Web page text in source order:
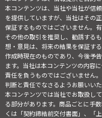
本コンテンツは、当社や当社が信
を提供していますが、当社はその
保証するものではございません。
その他の取引を推奨し、勧誘する
想・意見は、将来の結果を保証す
作成時現在のものであり、今後予
ます。当社は本コンテンツの内容
責任を負うものではございません
判断と責任でなさるようお願いいた
本コンテンツでは当社でお取扱し
る部分があります。商品ごとに手
くは「契約締結前交付書面」、「